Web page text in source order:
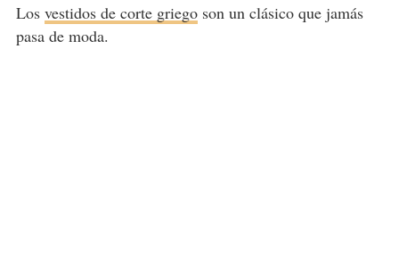
Los vestidos de corte griegoson un clásico que jamás
pasa de moda.